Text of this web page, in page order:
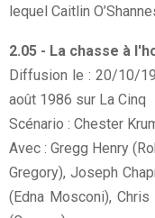
lequel Caitlin
2.05 - La chasse à
Diffusion le : 20/10/
août 1986 sur La Cinq
Scénario : Chester
Avec : Gregg Henry
Gregory), Joseph
(Edna Mosconi), Chris